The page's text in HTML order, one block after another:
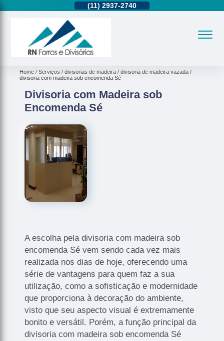
(11)2937-2740
Home Serviços divisorias de madeira
divisoria de madeira vazada
divisoria com madeira sob encomenda Sé
Divisoria com Madeira sob
Encomenda Sé
A escolha pela divisoria com madeira sob
encomenda Sé vem sendo cada vez mais
realizada nos dias de hoje, oferecendo uma
série de vantagens para quem faz a sua
utilização, como a sofisticação e modernidade
que proporciona à decoração do ambiente,
visto que seu aspecto visual é extremamente
bonito e versátil. Porém, a função principal da
divisoria com madeira sob encomenda Sé